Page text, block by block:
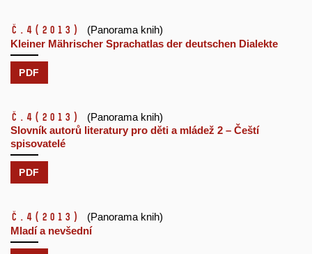
č.4 (2013)
(Panorama knih)
Kleiner Mährischer Sprachatlas der deutschen Dialekte
PDF
č.4 (2013)
(Panorama knih)
Slovník autorů literatury pro děti a mládež 2 – Čeští
spisovatelé
PDF
č.4 (2013)
(Panorama knih)
Mladí a nevšední